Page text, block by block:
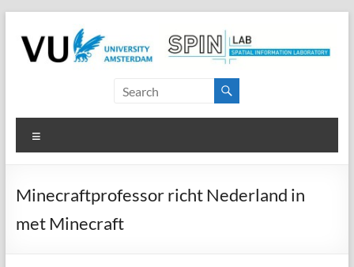
content
Vrije
Universiteit
Amsterdam
Information
Minecraftprofessor richt Nederland in
met Minecraft